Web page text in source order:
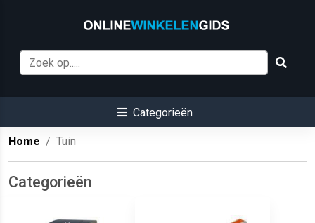
Categorieën
Home Tuin
Categorieën